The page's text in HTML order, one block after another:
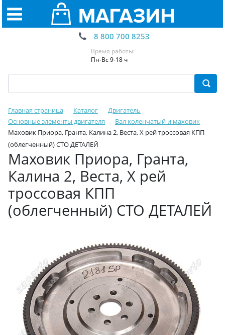
8 800 700 8253
Время работы:
Пн-Вс 9-18 ч
Главная страница Каталог
Двигатель
Основные элементы двигателя
Вал коленчатый и маховик
Маховик Приора, Гранта, Калина 2, Веста, Х рей тросcовая КПП
(облегченный) СТО ДЕТАЛЕЙ
Маховик Приора, Гранта,
Калина 2, Веста, Х рей
тросcовая КПП
(облегченный) СТО ДЕТАЛЕЙ